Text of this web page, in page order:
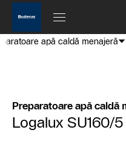
apă caldă menajeră
Preparatoare apă caldă
Logalux SU160/